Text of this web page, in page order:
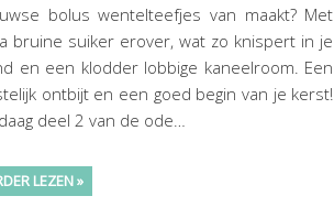
bolus wentelteefjes van maakt? Met
bruine suiker erover, wat zo knispert in je
en een klodder lobbige kaneelroom. Een
ontbijt en een goed begin van je kerst!
deel 2 van de ode…
LEZEN »